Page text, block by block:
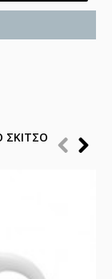
ΣΚΙΤΣΟ